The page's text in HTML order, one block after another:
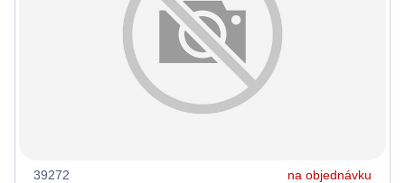
39272 na objednávku